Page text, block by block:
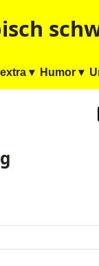
▾ Humor ▾